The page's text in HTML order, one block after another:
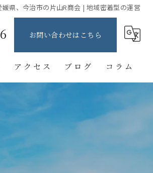
県、今治市の片山R商会 | 地域密着型の運営
お問い合わせはこちら
アクセス ブログ コラム